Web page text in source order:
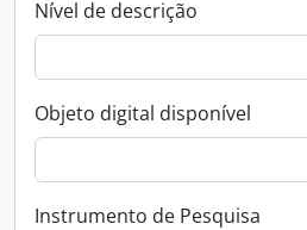
Nível de descrição
Objeto digital disponível
Instrumento de Pesquisa